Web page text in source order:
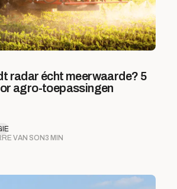
radar écht meerwaarde? 5
agro-toepassingen
VAN SON 3 MIN